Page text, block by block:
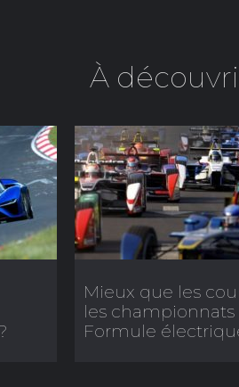
À
Mieux que les
les championnats
Formule